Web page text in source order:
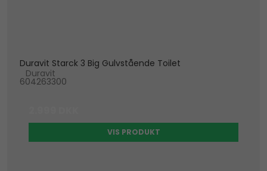
Duravit Starck 3 Big Gulvstående Toilet
Duravit
604263300
VIS PRODUKT